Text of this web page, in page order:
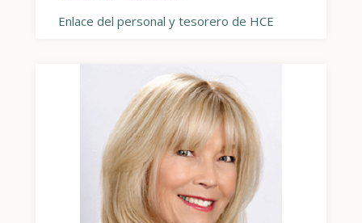
Enlace del personal y tesorero de HCE